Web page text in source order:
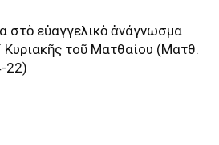
στὸ εὐαγγελικὸ ἀνάγνωσμα
Κυριακῆς τοῦ Ματθαίου (Ματθ.
22)